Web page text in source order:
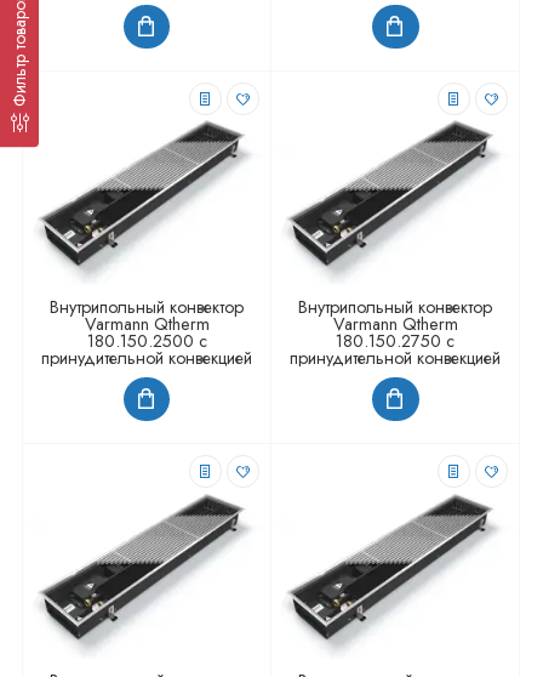
Фильтр товаров
Внутрипольный конвектор
Varmann Qtherm
180.150.2500 с
принудительной конвекцией
Внутрипольный конвектор
Varmann Qtherm
180.150.2750 с
принудительной конвекцией